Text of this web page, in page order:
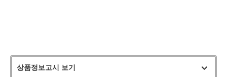
상품정보고시 보기